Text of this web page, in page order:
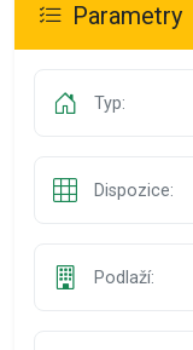
Parametry
Typ:
Dispozice:
Podlaží: